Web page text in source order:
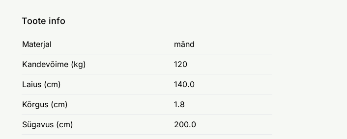
Toote info
Materjal mänd
Kandevõime (kg) 120
Laius (cm) 140.0
Kõrgus (cm) 1.8
Sügavus (cm) 200.0